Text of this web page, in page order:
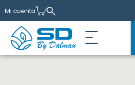
Mi cuenta